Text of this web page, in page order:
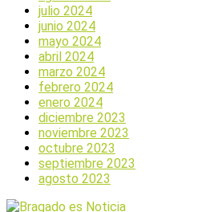
julio 2024
junio 2024
mayo 2024
abril 2024
marzo 2024
febrero 2024
enero 2024
diciembre 2023
noviembre 2023
octubre 2023
septiembre 2023
agosto 2023